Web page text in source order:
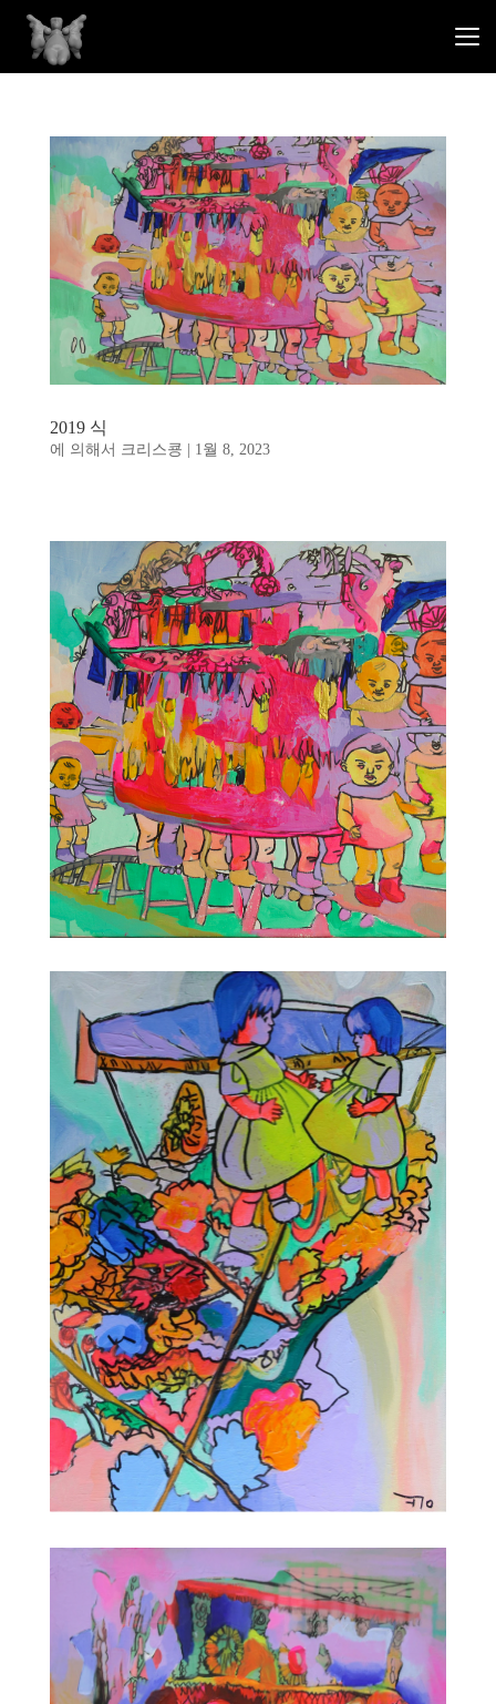
2019 식
에 의해서 크리스쿙 1월 8, 2023